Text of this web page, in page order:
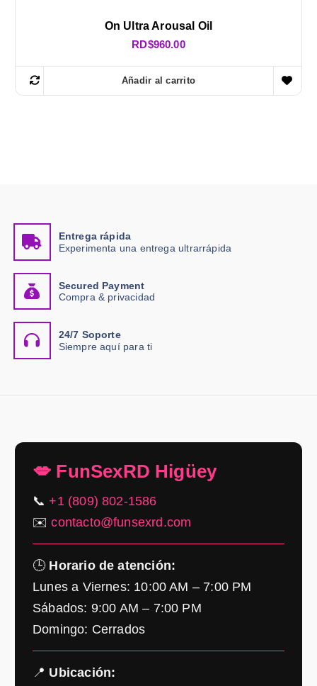
On Ultra Arousal Oil
RD$960.00
Añadir al carrito
Entrega rápida
Experimenta una entrega ultrarrápida
Secured Payment
Compra & privacidad
24/7 Soporte
Siempre aquí para ti
💋 FunSexRD Higüey
📞+1 (809) 802-1586
✉️contacto@funsexrd.com
🕒 Horario de atención:
Lunes a Viernes: 10:00 AM – 7:00 PM
Sábados: 9:00 AM – 7:00 PM
Domingo: Cerrados
📍 Ubicación: